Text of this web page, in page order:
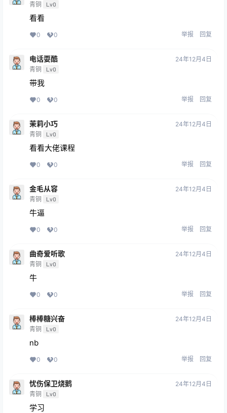
青铜 Lv0
看看
0 0 举报 回复
电话耍酷
青铜 Lv0
24年12月4日
带我
0 0 举报 回复
茉莉小巧
青铜 Lv0
24年12月4日
看看大佬课程
0 0 举报 回复
金毛从容
青铜 Lv0
24年12月4日
牛逼
0 0 举报 回复
曲奇爱听歌
青铜 Lv0
24年12月4日
牛
0 0 举报 回复
棒棒糖兴奋
青铜 Lv0
24年12月4日
nb
0 0 举报 回复
忧伤保卫烧鹅
青铜 Lv0
24年12月4日
学习